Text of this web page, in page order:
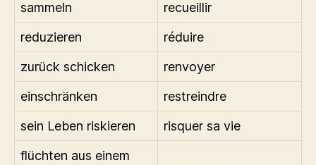
sammeln
recueillir
reduzieren
réduire
zurück schicken
renvoyer
einschränken
restreindre
sein Leben riskieren
risquer sa vie
flüchten aus einem